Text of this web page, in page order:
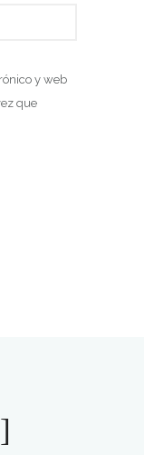
y web
que